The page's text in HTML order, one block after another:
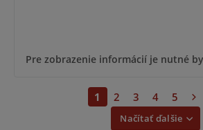
Pre zobrazenie informácií je nutné
Načítať ďalšie
1 2 3 4 5